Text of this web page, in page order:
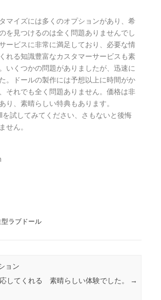
マイズには多くのオプションがあり、希
を見つけるのは全く問題ありませんでし
ービスに非常に満足しており、必要な情
れる知識豊富なカスタマーサービスも素
いくつかの問題がありましたが、迅速に
。ドールの製作には予想以上に時間がか
それでも全く問題ありません。価格は非
り、素晴らしい特典もあります。
を試してみてください、さもないと後悔
せん。
型ラブドール
ョン
してくれる
素晴らしい体験でした。 →